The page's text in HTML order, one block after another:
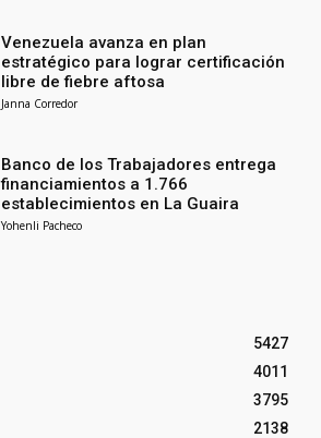
Venezuela avanza en plan
estratégico para lograr certificación
libre de fiebre aftosa
Janna Corredor
Banco de los Trabajadores entrega
financiamientos a 1.766
establecimientos en La Guaira
Yohenli Pacheco
5427
4011
3795
2138